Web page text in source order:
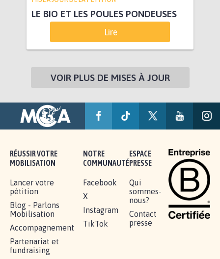
LE BIO ET LES POULES PONDEUSES
Lire
VOIR PLUS DE MISES À JOUR
RÉUSSIR VOTRE
MOBILISATION
Lancer votre
pétition
Blog - Parlons
Mobilisation
Accompagnement
Partenariat et
fundraising
NOTRE
COMMUNAUTÉ
Facebook
X
Instagram
TikTok
ESPACE
PRESSE
Qui
sommes-
nous?
Contact
presse